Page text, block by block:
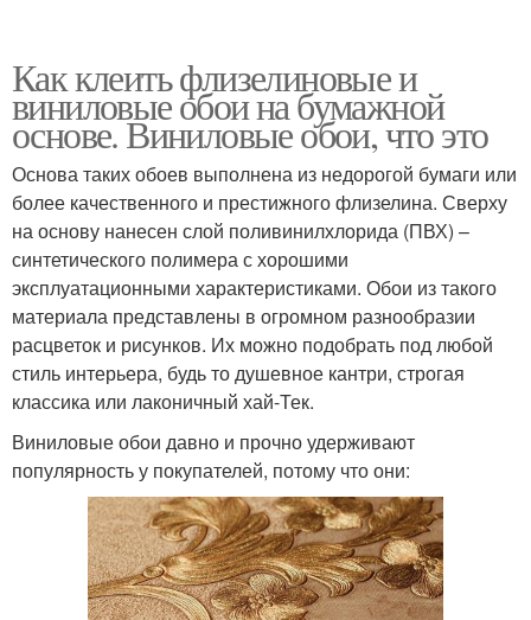
Как клеить флизелиновые и
виниловые обои на бумажной
основе. Виниловые обои, что это
Основа таких обоев выполнена из недорогой бумаги или
более качественного и престижного флизелина. Сверху
на основу нанесен слой поливинилхлорида (ПВХ) –
синтетического полимера с хорошими
эксплуатационными характеристиками. Обои из такого
материала представлены в огромном разнообразии
расцветок и рисунков. Их можно подобрать под любой
стиль интерьера, будь то душевное кантри, строгая
классика или лаконичный хай-Тек.
Виниловые обои давно и прочно удерживают
популярность у покупателей, потому что они: